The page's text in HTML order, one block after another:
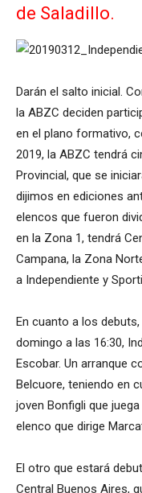
de Saladillo.
Darán el salto inicial.
la ABZC deciden
en el plano formativo,
2019, la ABZC tendrá
Provincial, que se
dijimos en ediciones
elencos que fueron
en la Zona 1, tendrá
Campana, la Zona
a Independiente y
En cuanto a los debuts,
domingo a las 16:30,
Escobar. Un arranque
Belcuore, teniendo en
joven Bonfigli que
elenco que dirige
El otro que estará
Central Buenos Aires,